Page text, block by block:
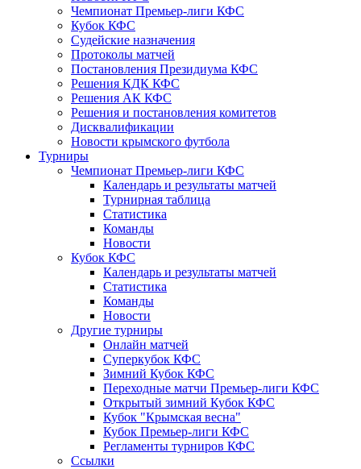
Чемпионат Премьер-лиги КФС
Кубок КФС
Судейские назначения
Протоколы матчей
Постановления Президиума КФС
Решения КДК КФС
Решения АК КФС
Решения и постановления комитетов
Дисквалификации
Новости крымского футбола
Турниры
Чемпионат Премьер-лиги КФС
Календарь и результаты матчей
Турнирная таблица
Статистика
Команды
Новости
Кубок КФС
Календарь и результаты матчей
Статистика
Команды
Новости
Другие турниры
Онлайн матчей
Суперкубок КФС
Зимний Кубок КФС
Переходные матчи Премьер-лиги КФС
Открытый зимний Кубок КФС
Кубок "Крымская весна"
Кубок Премьер-лиги КФС
Регламенты турниров КФС
Ссылки